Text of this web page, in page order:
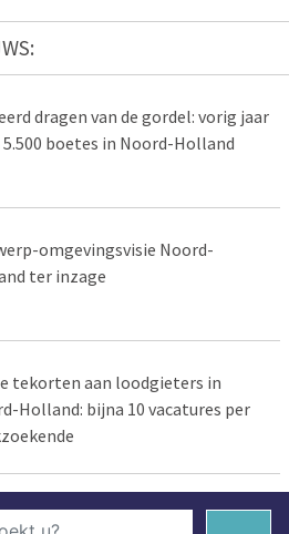
dragen van de gordel: vorig jaar
boetes in Noord-Holland
omgevingsvisie Noord-
ter inzage
tekorten aan loodgieters in
Holland: bijna 10 vacatures per